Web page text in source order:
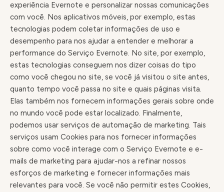
experiência Evernote e personalizar nossas comunicações
com você. Nos aplicativos móveis, por exemplo, estas
tecnologias podem coletar informações de uso e
desempenho para nos ajudar a entender e melhorar a
performance do Serviço Evernote. No site, por exemplo,
estas tecnologias conseguem nos dizer coisas do tipo
como você chegou no site, se você já visitou o site antes,
quanto tempo você passa no site e quais páginas visita.
Elas também nos fornecem informações gerais sobre onde
no mundo você pode estar localizado. Finalmente,
podemos usar serviços de automação de marketing. Tais
serviços usam Cookies para nos fornecer informações
sobre como você interage com o Serviço Evernote e e-
mails de marketing para ajudar-nos a refinar nossos
esforços de marketing e fornecer informações mais
relevantes para você. Se você não permitir estes Cookies,